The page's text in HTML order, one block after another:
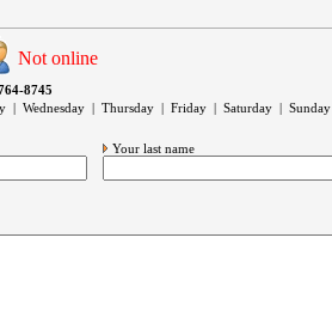
Not online
8745
| Wednesday | Thursday | Friday | Saturday | Sunday
Your last name